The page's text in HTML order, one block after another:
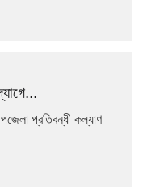
প্রতিবন্ধী কল্যাণ